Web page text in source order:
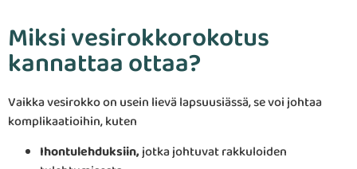
Miksi vesirokkorokotus
kannattaa ottaa?
Vaikka vesirokko on usein lievä lapsuusiässä, se voi johtaa
komplikaatioihin, kuten
Ihontulehduksiin,jotka johtuvat rakkuloiden